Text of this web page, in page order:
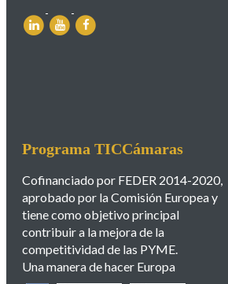
Programa TICCámaras
Cofinanciado por FEDER 2014-2020,
aprobado por la Comisión Europea y
tiene como objetivo principal
contribuir a la mejora de la
competitividad de las PYME.
Una manera de hacer Europa